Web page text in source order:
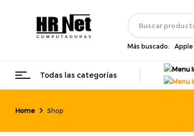
Más buscado: Apple
Todas las categorías
Home Shop